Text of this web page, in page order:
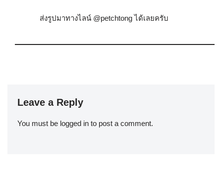
ส่งรูปมาทางไลน์ @petchtong ได้เลยครับ
Leave a Reply
You must be logged in to post a comment.